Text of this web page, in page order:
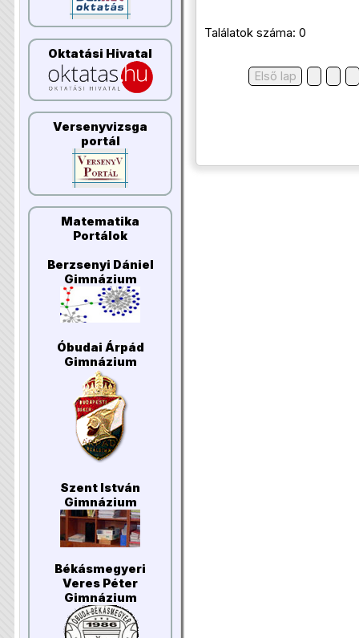
Oktatási Hivatal
Versenyvizsga
portál
Matematika
Portálok
Berzsenyi Dániel
Gimnázium
Óbudai Árpád
Gimnázium
Szent István
Gimnázium
Békásmegyeri
Veres Péter
Gimnázium
Találatok száma: 0
Első lap